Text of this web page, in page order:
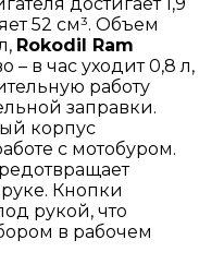
52 см³. Объем
Rokodil Ram
– в час уходит 0,8 л,
работу
заправки.
корпус
с мотобуром.
Кнопки
рукой, что
в рабочем